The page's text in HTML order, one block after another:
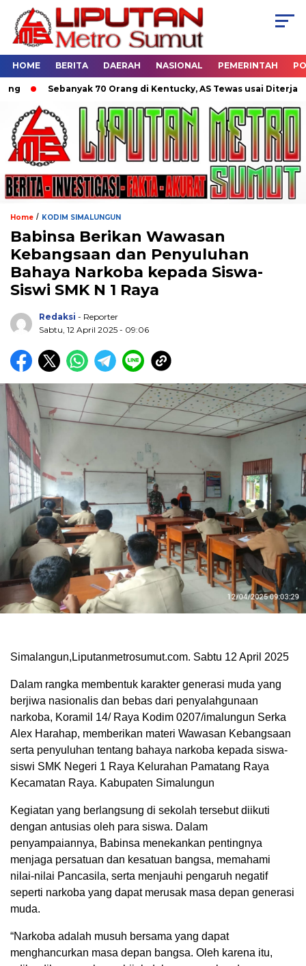
HOME BERITA DAERAH NASIONAL PEMERINTAH
Sebanyak 70 Orang di Kentucky, AS Tewas usai Diterjang
Home / KODIM SIMALUNGUN
Babinsa Berikan Wawasan
Kebangsaan dan Penyuluhan
Bahaya Narkoba kepada Siswa-
Siswi SMK N 1 Raya
Redaksi - Reporter
Sabtu, 12 April 2025 - 09:06
Simalangun,Liputanmetrosumut.com. Sabtu 12 April 2025
Dalam rangka membentuk karakter generasi muda yang
berjiwa nasionalis dan bebas dari penyalahgunaan
narkoba, Koramil 14/ Raya Kodim 0207/imalungun Serka
Alex Harahap, memberikan materi Wawasan Kebangsaan
serta penyuluhan tentang bahaya narkoba kepada siswa-
siswi SMK Negeri 1 Raya Kelurahan Pamatang Raya
Kecamatan Raya. Kabupaten Simalungun
Kegiatan yang berlangsung di sekolah tersebut diikuti
dengan antusias oleh para siswa. Dalam
penyampaiannya, Babinsa menekankan pentingnya
menjaga persatuan dan kesatuan bangsa, memahami
nilai-nilai Pancasila, serta menjauhi pengaruh negatif
seperti narkoba yang dapat merusak masa depan generasi
muda.
“Narkoba adalah musuh bersama yang dapat
menghancurkan masa depan bangsa. Oleh karena itu,